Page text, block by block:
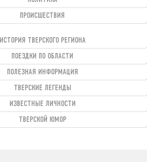
ПРОИСШЕСТВИЯ
ИСТОРИЯ ТВЕРСКОГО РЕГИОНА
ПОЕЗДКИ ПО ОБЛАСТИ
ПОЛЕЗНАЯ ИНФОРМАЦИЯ
ТВЕРСКИЕ ЛЕГЕНДЫ
ИЗВЕСТНЫЕ ЛИЧНОСТИ
ТВЕРСКОЙ ЮМОР